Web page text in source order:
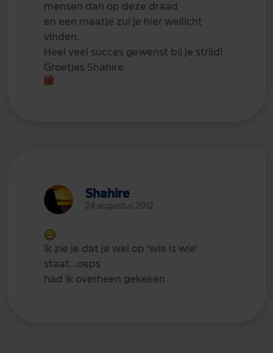
mensen dan op deze draad
en een maatje zul je hier wellicht
vinden.
Heel veel succes gewenst bij je strijd!
Groetjes Shahire
Shahire
24 augustus 2012
Ik zie je dat je wel op 'wie is wie'
staat...oeps
had ik overheen gekeken